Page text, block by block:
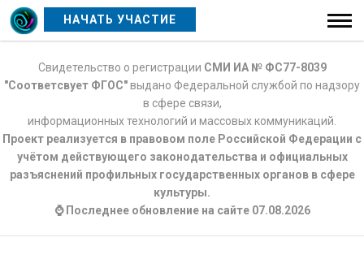
НАЧАТЬ УЧАСТИЕ
Свидетельство о регистрации СМИ ИА № ФС77-8039
"Соответсвует ФГОС"выдано Федеральной службой по надзору
в сфере связи,
информационных технологий и массовых коммуникаций.
Проект реализуется в правовом поле Российской Федерации с
учётом действующего законодательства и официальных
разъяснений профильных государственных органов в сфере
культуры.
⌚ Последнее обновление на сайте 07.08.2026